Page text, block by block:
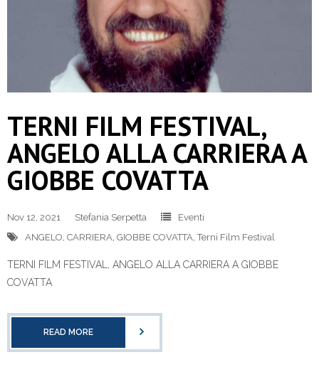
TERNI FILM FESTIVAL,
ANGELO ALLA CARRIERA A
GIOBBE COVATTA
Nov 12, 2021 Stefania Serpetta
Eventi
ANGELO CARRIERA GIOBBE COVATTA ,Terni Film Festival
TERNI FILM FESTIVAL, ANGELO ALLA CARRIERA A GIOBBE
COVATTA
READ MORE